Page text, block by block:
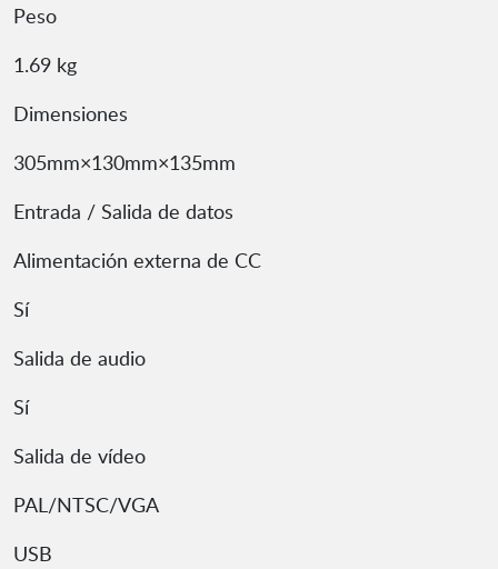
Peso
1.69 kg
Dimensiones
305mm×130mm×135mm
Entrada / Salida de datos
Alimentación externa de CC
Sí
Salida de audio
Sí
Salida de vídeo
PAL/NTSC/VGA
USB